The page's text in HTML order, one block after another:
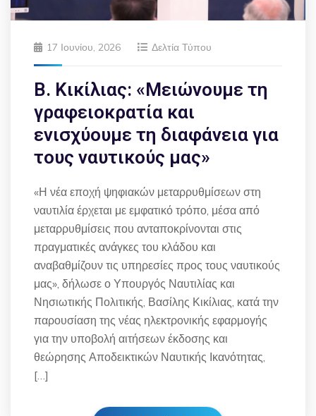
17 Ιουνίου, 2026 Δελτία Τύπου
Β. Κικίλιας: «Μειώνουμε τη
γραφειοκρατία και
ενισχύουμε τη διαφάνεια για
τους ναυτικούς μας»
«Η νέα εποχή ψηφιακών μεταρρυθμίσεων στη
ναυτιλία έρχεται με εμφατικό τρόπο, μέσα από
μεταρρυθμίσεις που ανταποκρίνονται στις
πραγματικές ανάγκες του κλάδου και
αναβαθμίζουν τις υπηρεσίες προς τους ναυτικούς
μας», δήλωσε ο Υπουργός Ναυτιλίας και
Νησιωτικής Πολιτικής, Βασίλης Κικίλιας, κατά την
παρουσίαση της νέας ηλεκτρονικής εφαρμογής
για την υποβολή αιτήσεων έκδοσης και
θεώρησης Αποδεικτικών Ναυτικής Ικανότητας,
[…]